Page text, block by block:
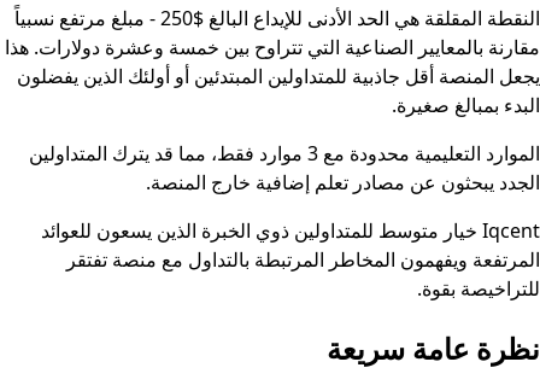
النقطة المقلقة هي الحد الأدنى للإيداع البالغ $250 - مبلغ مرتفع نسبياً
مقارنة بالمعايير الصناعية التي تتراوح بين خمسة وعشرة دولارات. هذا
يجعل المنصة أقل جاذبية للمتداولين المبتدئين أو أولئك الذين يفضلون
البدء بمبالغ صغيرة.
الموارد التعليمية محدودة مع 3 موارد فقط، مما قد يترك المتداولين
الجدد يبحثون عن مصادر تعلم إضافية خارج المنصة.
Iqcent خيار متوسط للمتداولين ذوي الخبرة الذين يسعون للعوائد
المرتفعة ويفهمون المخاطر المرتبطة بالتداول مع منصة تفتقر
للتراخيصة بقوة.
نظرة عامة سريعة